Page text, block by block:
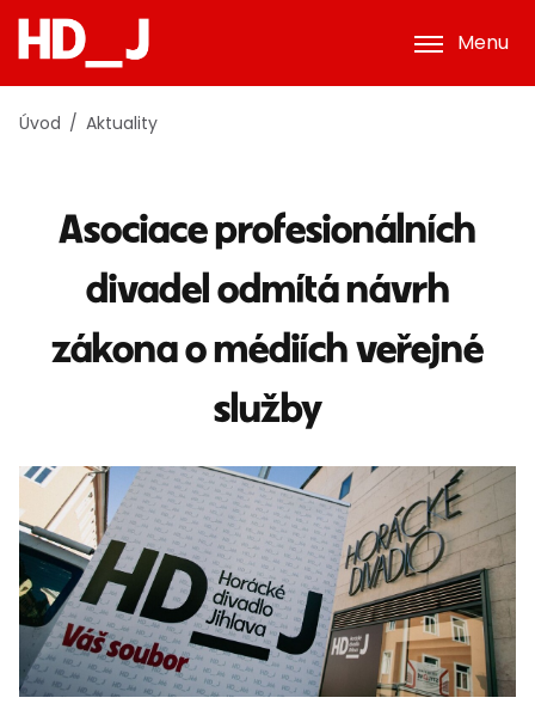
Menu
Úvod Aktuality
Asociace profesionálních
divadel odmítá návrh
zákona o médiích veřejné
služby